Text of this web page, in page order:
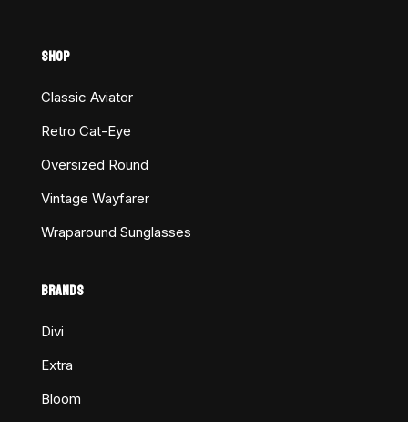
SHOP
Classic Aviator
Retro Cat-Eye
Oversized Round
Vintage Wayfarer
Wraparound Sunglasses
BRANDS
Divi
Extra
Bloom